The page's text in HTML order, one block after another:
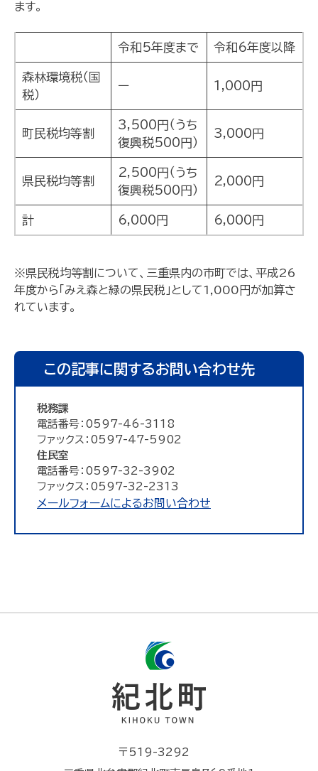
ます。
令和5年度まで 令和6年度以降
森林環境税（国
税）
ー 1,000円
町民税均等割
3,500円（うち
復興税500円）
3,000円
県民税均等割
2,500円（うち
復興税500円）
2,000円
計 6,000円 6,000円
※県民税均等割について、三重県内の市町では、平成26
年度から「みえ森と緑の県民税」として1,000円が加算さ
れています。
この記事に関するお問い合わせ先
税務課
電話番号：0597-46-3118
ファックス：0597-47-5902
住民室
電話番号：0597-32-3902
ファックス：0597-32-2313
メールフォームによるお問い合わせ
〒519-3292